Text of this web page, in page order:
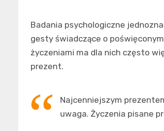
Badania psychologiczne
gesty świadczące o
życzeniami ma dla nich często
prezent.
Najcenniejszym
uwaga. Życzenia pisane